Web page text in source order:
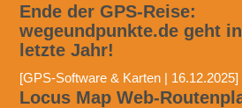
Ende der GPS-Reise:
wegeundpunkte.de geht
letzte Jahr!
[GPS-Software & Karten | 16.12.2025]
Locus Map Web-